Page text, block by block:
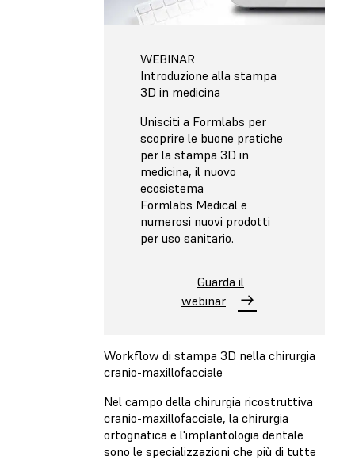
WEBINAR
Introduzione alla stampa
3D in medicina
Unisciti a Formlabs per
scoprire le buone pratiche
per la stampa 3D in
medicina, il nuovo
ecosistema
Formlabs Medical e
numerosi nuovi prodotti
per uso sanitario.
Guarda il
webinar
Workflow di stampa 3D nella chirurgia
cranio-maxillofacciale
Nel campo della chirurgia ricostruttiva
cranio-maxillofacciale, la chirurgia
ortognatica e l'implantologia dentale
sono le specializzazioni che più di tutte